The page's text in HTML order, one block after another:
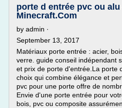
porte d entrée pvc ou
Minecraft.Com
by admin ·
September 13, 2017
Matériaux porte entrée : acier,
verre. guide conseil indépendant
et prix de porte d'entrée.La porte
choix qui combine élégance et
pvc pour une porte offre de
Envie d'une porte entrée pour
bois, pvc ou composite